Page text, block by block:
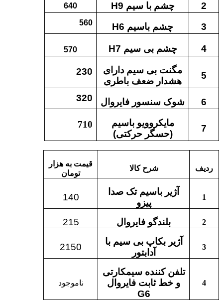
2 چشم با سیم H9
640
3 چشم باسیم H6
560
4 چشم بی سیم H7
570
5
مگنت بی سیم دارای
هشدار ضعف باطری
230
6 شوک سنسور فایروال 320
7
مایکروویو باسیم
(حسگر حرکتی)
710
ردیف شرح کالا
قیمت به هزار
تومان
1
آژیر باسیم تک صدا
پیزو
140
2 بلندگو فایروال 215
3
آژیر بکاپ بی سیم با
آدابتور
2150
4
تلفن کننده سیمکارتی
و خط ثابت فایروال
G6
ناموجود